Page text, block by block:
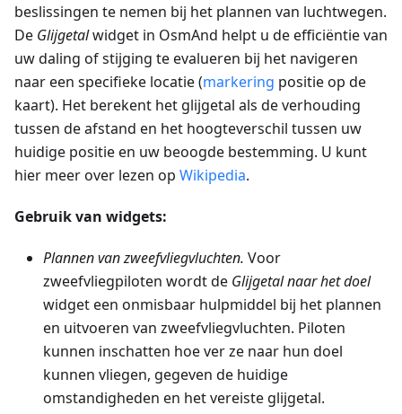
beslissingen te nemen bij het plannen van luchtwegen.
De Glijgetalwidget in OsmAnd helpt u de efficiëntie van
uw daling of stijging te evalueren bij het navigeren
naar een specifieke locatie (markering positie op de
kaart). Het berekent het glijgetal als de verhouding
tussen de afstand en het hoogteverschil tussen uw
huidige positie en uw beoogde bestemming. U kunt
hier meer over lezen op Wikipedia.
Gebruik van widgets:
Plannen van zweefvliegvluchten. Voor
zweefvliegpiloten wordt de Glijgetal naar het doel
widget een onmisbaar hulpmiddel bij het plannen
en uitvoeren van zweefvliegvluchten. Piloten
kunnen inschatten hoe ver ze naar hun doel
kunnen vliegen, gegeven de huidige
omstandigheden en het vereiste glijgetal.